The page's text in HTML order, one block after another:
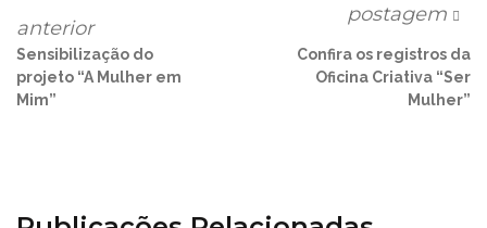
anterior
Sensibilização do
projeto “A Mulher em
Mim”
postagem
Confira os registros da
Oficina Criativa “Ser
Mulher”